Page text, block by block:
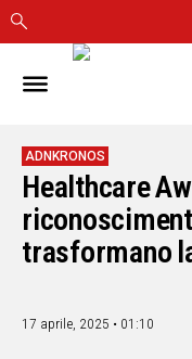
IN
CAGLIARI
SASSARI
NUORO
ORISTANO
SULCIS
OGLIASTRA
ADNKRONOS
Healthcare
trasformano
17 aprile, 2025 • 01:10